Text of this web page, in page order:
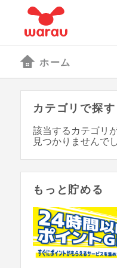
ホーム
カテゴリで探す
該当するカテゴリ
見つかりませんでし
もっと貯める